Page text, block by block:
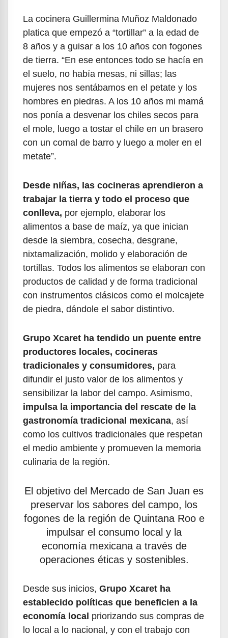
La cocinera Guillermina Muñoz Maldonado
platica que empezó a “tortillar” a la edad de
8 años y a guisar a los 10 años con fogones
de tierra. “En ese entonces todo se hacía en
el suelo, no había mesas, ni sillas; las
mujeres nos sentábamos en el petate y los
hombres en piedras. A los 10 años mi mamá
nos ponía a desvenar los chiles secos para
el mole, luego a tostar el chile en un brasero
con un comal de barro y luego a moler en el
metate”.
Desde niñas, las cocineras aprendieron a
trabajar la tierra y todo el proceso que
conlleva, por ejemplo, elaborar los
alimentos a base de maíz, ya que inician
desde la siembra, cosecha, desgrane,
nixtamalización, molido y elaboración de
tortillas. Todos los alimentos se elaboran con
productos de calidad y de forma tradicional
con instrumentos clásicos como el molcajete
de piedra, dándole el sabor distintivo.
Grupo Xcaret ha tendido un puente entre
productores locales, cocineras
tradicionales y consumidores, para
difundir el justo valor de los alimentos y
sensibilizar la labor del campo. Asimismo,
impulsa la importancia del rescate de la
gastronomía tradicional mexicana, así
como los cultivos tradicionales que respetan
el medio ambiente y promueven la memoria
culinaria de la región.
El objetivo del Mercado de San Juan es
preservar los sabores del campo, los
fogones de la región de Quintana Roo e
impulsar el consumo local y la
economía mexicana a través de
operaciones éticas y sostenibles.
Desde sus inicios, Grupo Xcaret ha
establecido políticas que beneficien a la
economía local priorizando sus compras de
lo local a lo nacional, y con el trabajo con